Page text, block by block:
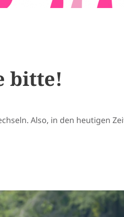
bitte!
Also, in den heutigen